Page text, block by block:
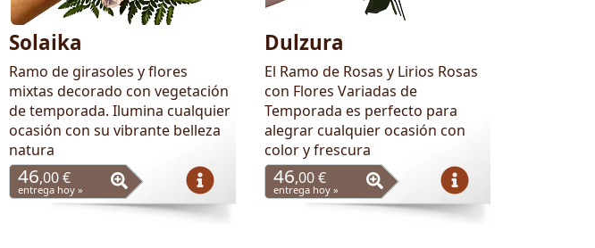
Solaika
Ramo de girasoles y flores
mixtas decorado con vegetación
de temporada. Ilumina cualquier
ocasión con su vibrante belleza
natura
46,00 €
entrega hoy »
Dulzura
El Ramo de Rosas y Lirios Rosas
con Flores Variadas de
Temporada es perfecto para
alegrar cualquier ocasión con
color y frescura
46,00 €
entrega hoy »